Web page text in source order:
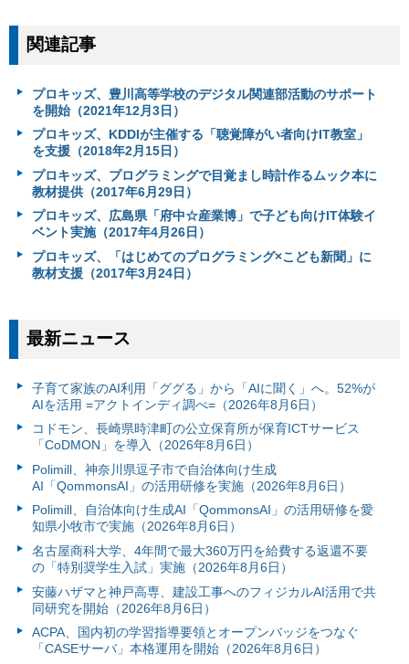
関連記事
プロキッズ、豊川高等学校のデジタル関連部活動のサポート
を開始（2021年12月3日）
プロキッズ、KDDIが主催する「聴覚障がい者向けIT教室」
を支援（2018年2月15日）
プロキッズ、プログラミングで目覚まし時計作るムック本に
教材提供（2017年6月29日）
プロキッズ、広島県「府中☆産業博」で子ども向けIT体験イ
ベント実施（2017年4月26日）
プロキッズ、「はじめてのプログラミング×こども新聞」に
教材支援（2017年3月24日）
最新ニュース
子育て家族のAI利用「ググる」から「AIに聞く」へ。52%が
AIを活用 =アクトインディ調べ=（2026年8月6日）
コドモン、長崎県時津町の公立保育所が保育ICTサービス
「CoDMON」を導入（2026年8月6日）
Polimill、神奈川県逗子市で自治体向け生成
AI「QommonsAI」の活用研修を実施（2026年8月6日）
Polimill、自治体向け生成AI「QommonsAI」の活用研修を愛
知県小牧市で実施（2026年8月6日）
名古屋商科大学、4年間で最大360万円を給費する返還不要
の「特別奨学生入試」実施（2026年8月6日）
安藤ハザマと神戸高専、建設工事へのフィジカルAI活用で共
同研究を開始（2026年8月6日）
ACPA、国内初の学習指導要領とオープンバッジをつなぐ
「CASEサーバ」本格運用を開始（2026年8月6日）